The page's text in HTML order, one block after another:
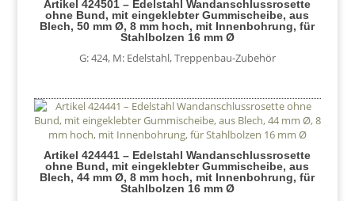
Artikel 424501 – Edelstahl Wandanschlussrosette
ohne Bund, mit eingeklebter Gummischeibe, aus
Blech, 50 mm Ø, 8 mm hoch, mit Innenbohrung, für
Stahlbolzen 16 mm Ø
G: 424, M: Edelstahl,Treppenbau-Zubehör
Artikel 424441 – Edelstahl Wandanschlussrosette
ohne Bund, mit eingeklebter Gummischeibe, aus
Blech, 44 mm Ø, 8 mm hoch, mit Innenbohrung, für
Stahlbolzen 16 mm Ø